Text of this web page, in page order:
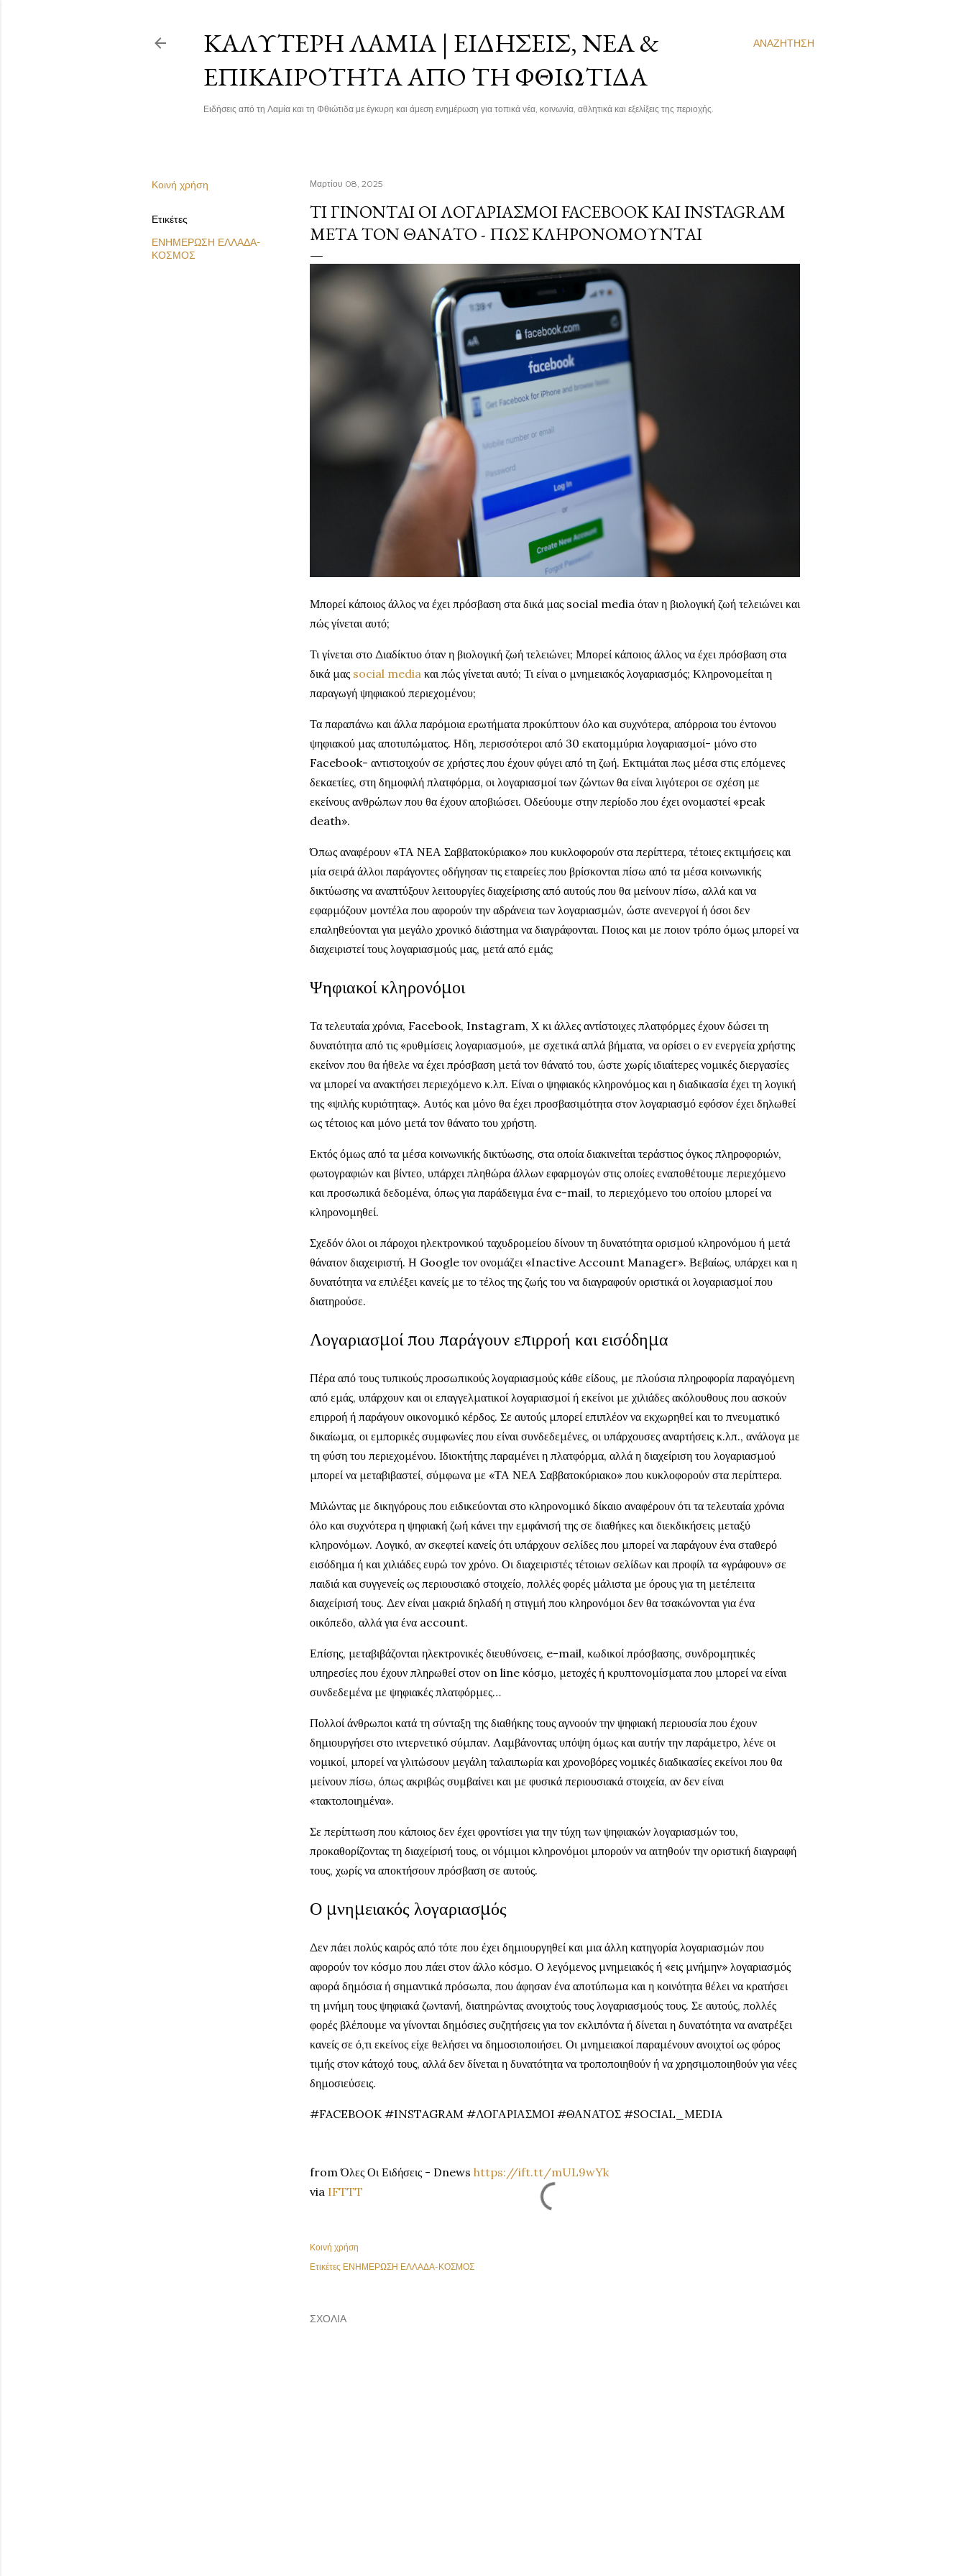
ΑΝΑΖΉΤΗΣΗ
ΚΑΛΎΤΕΡΗ ΛΑΜΊΑ | ΕΙΔΉΣΕΙΣ, ΝΈΑ &
ΕΠΙΚΑΙΡΌΤΗΤΑ ΑΠΌ ΤΗ ΦΘΙΏΤΙΔΑ
Ειδήσεις από τη Λαμία και τη Φθιώτιδα με έγκυρη και άμεση ενημέρωση για τοπικά νέα, κοινωνία, αθλητικά και εξελίξεις της περιοχής.
Κοινή χρήση
Ετικέτες
ΕΝΗΜΕΡΩΣΗ ΕΛΛΑΔΑ-
ΚΟΣΜΟΣ
Μαρτίου 08, 2025
ΤΙ ΓΊΝΟΝΤΑΙ ΟΙ ΛΟΓΑΡΙΑΣΜΟΊ FACEBOOK ΚΑΙ INSTAGRAM
ΜΕΤΆ ΤΟΝ ΘΆΝΑΤΟ - ΠΏΣ ΚΛΗΡΟΝΟΜΟΎΝΤΑΙ
Μπορεί κάποιος άλλος να έχει πρόσβαση στα δικά μας social media όταν η βιολογική ζωή τελειώνει και
πώς γίνεται αυτό;
Τι γίνεται στο Διαδίκτυο όταν η βιολογική ζωή τελειώνει; Μπορεί κάποιος άλλος να έχει πρόσβαση στα
δικά μας social media και πώς γίνεται αυτό; Τι είναι ο μνημειακός λογαριασμός; Κληρονομείται η
παραγωγή ψηφιακού περιεχομένου;
Τα παραπάνω και άλλα παρόμοια ερωτήματα προκύπτουν όλο και συχνότερα, απόρροια του έντονου
ψηφιακού μας αποτυπώματος. Ηδη, περισσότεροι από 30 εκατομμύρια λογαριασμοί- μόνο στο
Facebook- αντιστοιχούν σε χρήστες που έχουν φύγει από τη ζωή. Εκτιμάται πως μέσα στις επόμενες
δεκαετίες, στη δημοφιλή πλατφόρμα, οι λογαριασμοί των ζώντων θα είναι λιγότεροι σε σχέση με
εκείνους ανθρώπων που θα έχουν αποβιώσει. Οδεύουμε στην περίοδο που έχει ονομαστεί «peak
death».
Όπως αναφέρουν «ΤΑ ΝΕΑ Σαββατοκύριακο» που κυκλοφορούν στα περίπτερα, τέτοιες εκτιμήσεις και
μία σειρά άλλοι παράγοντες οδήγησαν τις εταιρείες που βρίσκονται πίσω από τα μέσα κοινωνικής
δικτύωσης να αναπτύξουν λειτουργίες διαχείρισης από αυτούς που θα μείνουν πίσω, αλλά και να
εφαρμόζουν μοντέλα που αφορούν την αδράνεια των λογαριασμών, ώστε ανενεργοί ή όσοι δεν
επαληθεύονται για μεγάλο χρονικό διάστημα να διαγράφονται. Ποιος και με ποιον τρόπο όμως μπορεί να
διαχειριστεί τους λογαριασμούς μας, μετά από εμάς;
Ψηφιακοί κληρονόμοι
Τα τελευταία χρόνια, Facebook, Instagram, Χ κι άλλες αντίστοιχες πλατφόρμες έχουν δώσει τη
δυνατότητα από τις «ρυθμίσεις λογαριασμού», με σχετικά απλά βήματα, να ορίσει ο εν ενεργεία χρήστης
εκείνον που θα ήθελε να έχει πρόσβαση μετά τον θάνατό του, ώστε χωρίς ιδιαίτερες νομικές διεργασίες
να μπορεί να ανακτήσει περιεχόμενο κ.λπ. Είναι ο ψηφιακός κληρονόμος και η διαδικασία έχει τη λογική
της «ψιλής κυριότητας». Αυτός και μόνο θα έχει προσβασιμότητα στον λογαριασμό εφόσον έχει δηλωθεί
ως τέτοιος και μόνο μετά τον θάνατο του χρήστη.
Εκτός όμως από τα μέσα κοινωνικής δικτύωσης, στα οποία διακινείται τεράστιος όγκος πληροφοριών,
φωτογραφιών και βίντεο, υπάρχει πληθώρα άλλων εφαρμογών στις οποίες εναποθέτουμε περιεχόμενο
και προσωπικά δεδομένα, όπως για παράδειγμα ένα e-mail, το περιεχόμενο του οποίου μπορεί να
κληρονομηθεί.
Σχεδόν όλοι οι πάροχοι ηλεκτρονικού ταχυδρομείου δίνουν τη δυνατότητα ορισμού κληρονόμου ή μετά
θάνατον διαχειριστή. Η Google τον ονομάζει «Inactive Account Manager». Βεβαίως, υπάρχει και η
δυνατότητα να επιλέξει κανείς με το τέλος της ζωής του να διαγραφούν οριστικά οι λογαριασμοί που
διατηρούσε.
Λογαριασμοί που παράγουν επιρροή και εισόδημα
Πέρα από τους τυπικούς προσωπικούς λογαριασμούς κάθε είδους, με πλούσια πληροφορία παραγόμενη
από εμάς, υπάρχουν και οι επαγγελματικοί λογαριασμοί ή εκείνοι με χιλιάδες ακόλουθους που ασκούν
επιρροή ή παράγουν οικονομικό κέρδος. Σε αυτούς μπορεί επιπλέον να εκχωρηθεί και το πνευματικό
δικαίωμα, οι εμπορικές συμφωνίες που είναι συνδεδεμένες, οι υπάρχουσες αναρτήσεις κ.λπ., ανάλογα με
τη φύση του περιεχομένου. Ιδιοκτήτης παραμένει η πλατφόρμα, αλλά η διαχείριση του λογαριασμού
μπορεί να μεταβιβαστεί, σύμφωνα με «ΤΑ ΝΕΑ Σαββατοκύριακο» που κυκλοφορούν στα περίπτερα.
Μιλώντας με δικηγόρους που ειδικεύονται στο κληρονομικό δίκαιο αναφέρουν ότι τα τελευταία χρόνια
όλο και συχνότερα η ψηφιακή ζωή κάνει την εμφάνισή της σε διαθήκες και διεκδικήσεις μεταξύ
κληρονόμων. Λογικό, αν σκεφτεί κανείς ότι υπάρχουν σελίδες που μπορεί να παράγουν ένα σταθερό
εισόδημα ή και χιλιάδες ευρώ τον χρόνο. Οι διαχειριστές τέτοιων σελίδων και προφίλ τα «γράφουν» σε
παιδιά και συγγενείς ως περιουσιακό στοιχείο, πολλές φορές μάλιστα με όρους για τη μετέπειτα
διαχείρισή τους. Δεν είναι μακριά δηλαδή η στιγμή που κληρονόμοι δεν θα τσακώνονται για ένα
οικόπεδο, αλλά για ένα account.
Επίσης, μεταβιβάζονται ηλεκτρονικές διευθύνσεις, e-mail, κωδικοί πρόσβασης, συνδρομητικές
υπηρεσίες που έχουν πληρωθεί στον on line κόσμο, μετοχές ή κρυπτονομίσματα που μπορεί να είναι
συνδεδεμένα με ψηφιακές πλατφόρμες…
Πολλοί άνθρωποι κατά τη σύνταξη της διαθήκης τους αγνοούν την ψηφιακή περιουσία που έχουν
δημιουργήσει στο ιντερνετικό σύμπαν. Λαμβάνοντας υπόψη όμως και αυτήν την παράμετρο, λένε οι
νομικοί, μπορεί να γλιτώσουν μεγάλη ταλαιπωρία και χρονοβόρες νομικές διαδικασίες εκείνοι που θα
μείνουν πίσω, όπως ακριβώς συμβαίνει και με φυσικά περιουσιακά στοιχεία, αν δεν είναι
«τακτοποιημένα».
Σε περίπτωση που κάποιος δεν έχει φροντίσει για την τύχη των ψηφιακών λογαριασμών του,
προκαθορίζοντας τη διαχείρισή τους, οι νόμιμοι κληρονόμοι μπορούν να αιτηθούν την οριστική διαγραφή
τους, χωρίς να αποκτήσουν πρόσβαση σε αυτούς.
Ο μνημειακός λογαριασμός
Δεν πάει πολύς καιρός από τότε που έχει δημιουργηθεί και μια άλλη κατηγορία λογαριασμών που
αφορούν τον κόσμο που πάει στον άλλο κόσμο. Ο λεγόμενος μνημειακός ή «εις μνήμην» λογαριασμός
αφορά δημόσια ή σημαντικά πρόσωπα, που άφησαν ένα αποτύπωμα και η κοινότητα θέλει να κρατήσει
τη μνήμη τους ψηφιακά ζωντανή, διατηρώντας ανοιχτούς τους λογαριασμούς τους. Σε αυτούς, πολλές
φορές βλέπουμε να γίνονται δημόσιες συζητήσεις για τον εκλιπόντα ή δίνεται η δυνατότητα να ανατρέξει
κανείς σε ό,τι εκείνος είχε θελήσει να δημοσιοποιήσει. Οι μνημειακοί παραμένουν ανοιχτοί ως φόρος
τιμής στον κάτοχό τους, αλλά δεν δίνεται η δυνατότητα να τροποποιηθούν ή να χρησιμοποιηθούν για νέες
δημοσιεύσεις.
#FACEBOOK #INSTAGRAM #ΛΟΓΑΡΙΑΣΜΟΙ #ΘΑΝΑΤΟΣ #SOCIAL_MEDIA
from Όλες Οι Ειδήσεις - Dnews https://ift.tt/mUL9wYk
via IFTTT
Κοινή χρήση
Ετικέτες ΕΝΗΜΕΡΩΣΗ ΕΛΛΑΔΑ-ΚΟΣΜΟΣ
ΣΧΌΛΙΑ